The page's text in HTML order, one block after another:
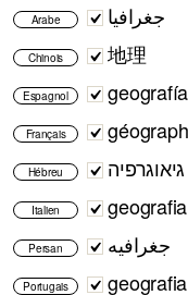
Arabe جغرافيا
Chinois 地理
Espagnol geografía
Français
Hébreu גיאוגרפיה
Italien geografia
Persan جغرافیه
Portugais geografia